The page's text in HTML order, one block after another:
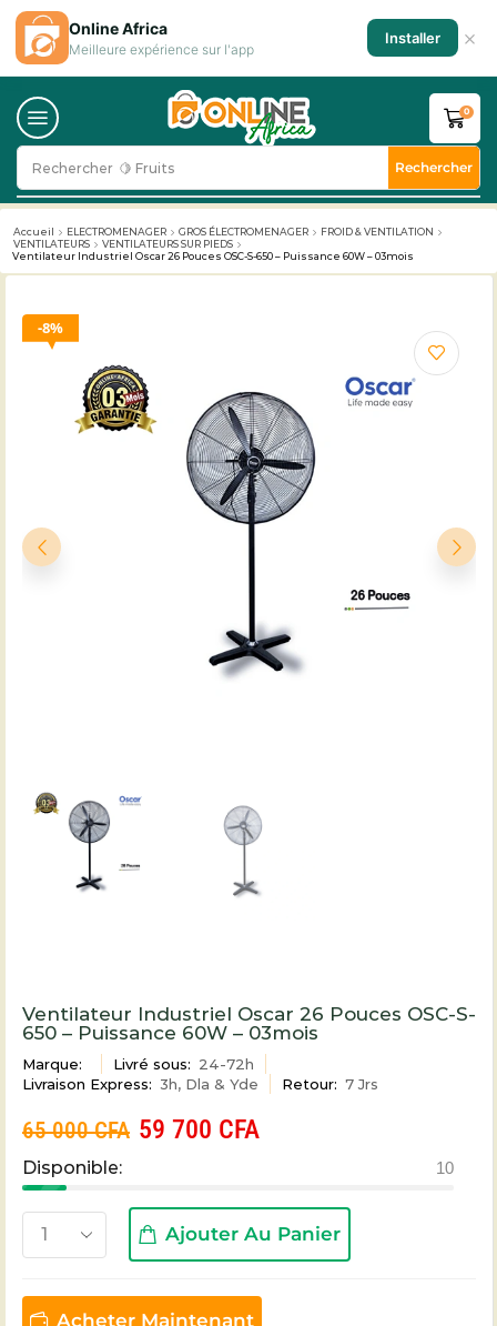
Rechercher 🥛 Milk Rechercher
0
Accueil ELECTROMENAGER GROS ÉLECTROMENAGER
FROID & VENTILATION
VENTILATEURS
VENTILATEURS SUR PIEDS
Ventilateur Industriel Oscar 26 Pouces OSC-S-650 – Puissance 60W – 03mois
8%
Ventilateur Industriel Oscar 26 Pouces OSC-S-
650 – Puissance 60W – 03mois
Marque: Livré sous: 24-72h
Livraison Express: 3h, Dla & Yde Retour: 7 Jrs
65 000CFA 59 700 CFA
Disponible: 10
Ajouter Au Panier
Acheter Maintenant
Online Africa
Meilleure expérience sur l'app
Installer ×